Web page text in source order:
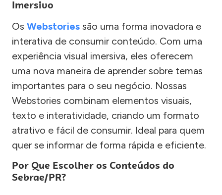
Imersivo
Os Webstories são uma forma inovadora e
interativa de consumir conteúdo. Com uma
experiência visual imersiva, eles oferecem
uma nova maneira de aprender sobre temas
importantes para o seu negócio. Nossas
Webstories combinam elementos visuais,
texto e interatividade, criando um formato
atrativo e fácil de consumir. Ideal para quem
quer se informar de forma rápida e eficiente.
Por Que Escolher os Conteúdos do
Sebrae/PR?